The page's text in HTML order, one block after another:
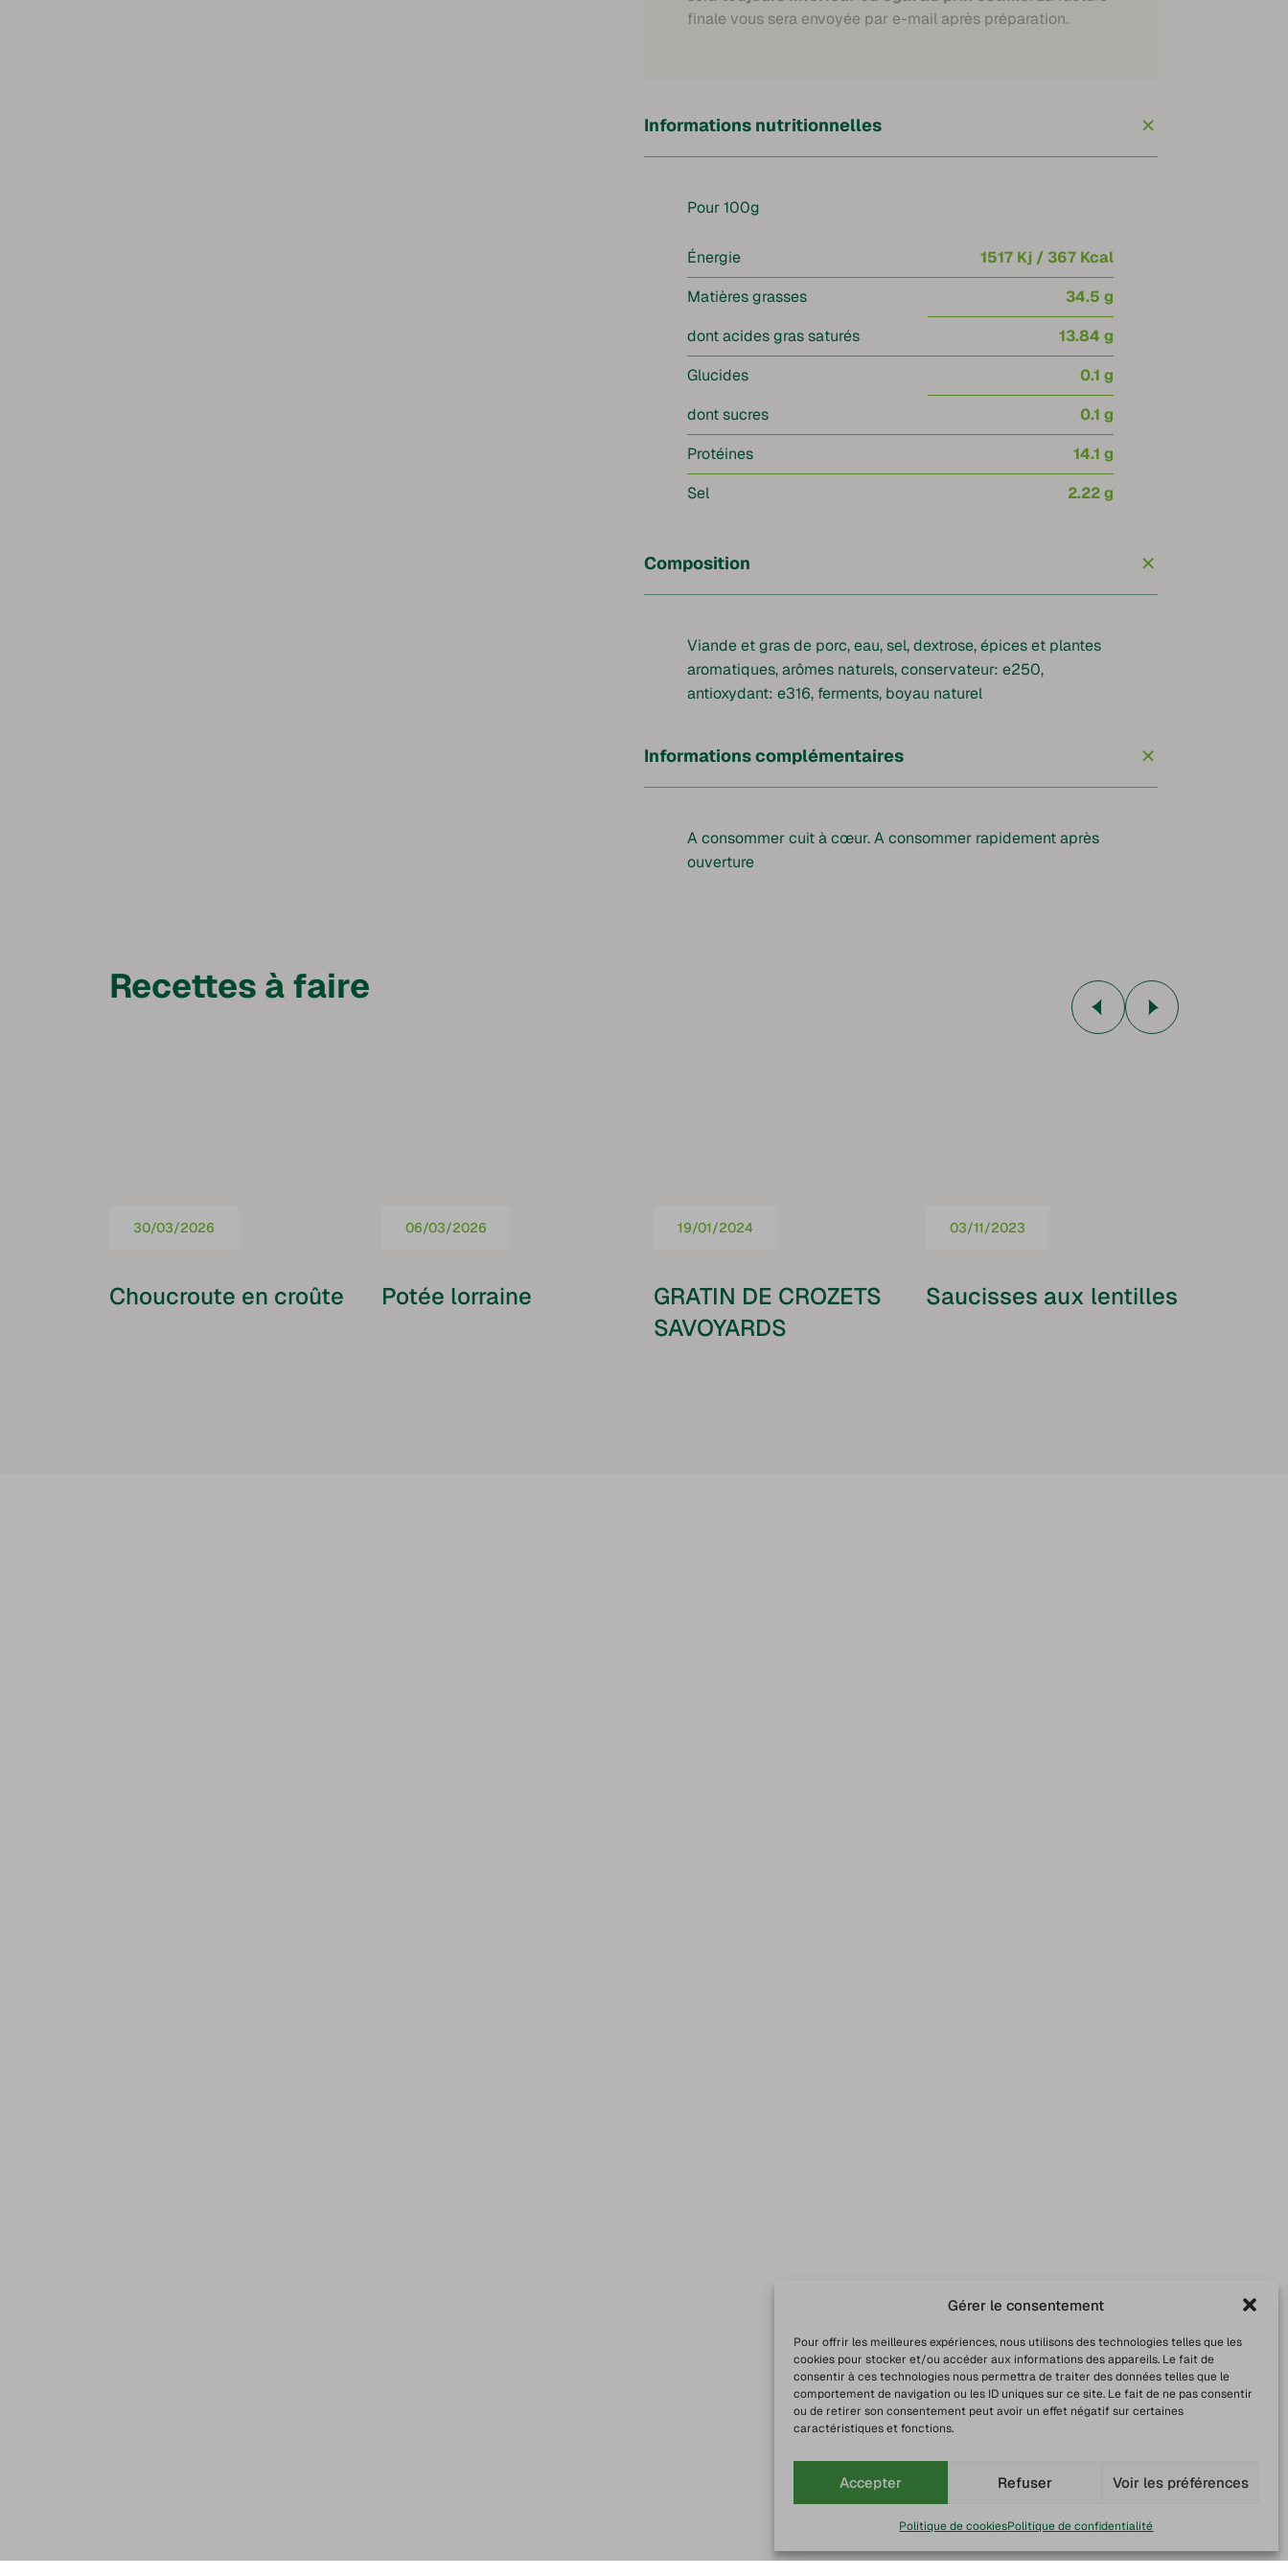
Gérer le consentement
Pour offrir les meilleures expériences, nous utilisons des technologies telles que les
cookies pour stocker et/ou accéder aux informations des appareils. Le fait de
consentir à ces technologies nous permettra de traiter des données telles que le
comportement de navigation ou les ID uniques sur ce site. Le fait de ne pas consentir
ou de retirer son consentement peut avoir un effet négatif sur certaines
caractéristiques et fonctions.
Accepter Refuser Voir les préférences
Politique de cookiesPolitique de confidentialité
finale vous sera envoyée par e-mail après préparation.
Informations nutritionnelles +
Pour 100g
Énergie
1517 Kj / 367 Kcal
Matières grasses
34.5 g
dont acides gras saturés
13.84 g
Glucides
0.1 g
dont sucres
0.1 g
Protéines
14.1 g
Sel
2.22 g
Composition +
Viande et gras de porc, eau, sel, dextrose, épices et plantes
aromatiques, arômes naturels, conservateur: e250,
antioxydant: e316, ferments, boyau naturel
Informations complémentaires +
A consommer cuit à cœur. A consommer rapidement après
ouverture
Recettes à faire
30/03/2026
Choucroute en croûte
06/03/2026
Potée lorraine
19/01/2024
GRATIN DE CROZETS
SAVOYARDS
03/11/2023
Saucisses aux lentilles